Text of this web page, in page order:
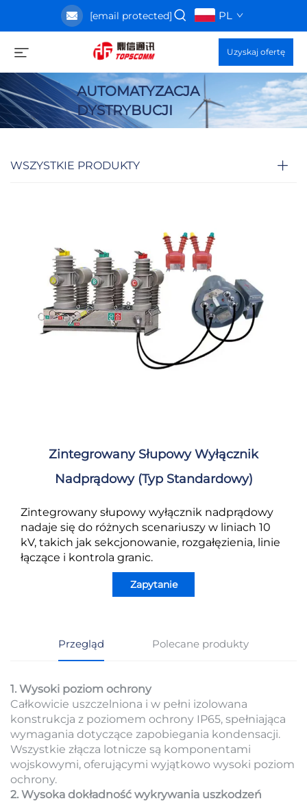
[email protected] PL
Uzyskaj ofertę
AUTOMATYZACJA
DYSTRYBUCJI
WSZYSTKIE PRODUKTY
Zintegrowany Słupowy Wyłącznik
Nadprądowy (typ Standardowy)
Zintegrowany słupowy wyłącznik nadprądowy
nadaje się do różnych scenariuszy w liniach 10
kV, takich jak sekcjonowanie, rozgałęzienia, linie
łączące i kontrola granic.
Zapytanie
Przegląd Polecane produkty
1. Wysoki poziom ochrony
Całkowicie uszczelniona i w pełni izolowana
konstrukcja z poziomem ochrony IP65, spełniająca
wymagania dotyczące zapobiegania kondensacji.
Wszystkie złącza lotnicze są komponentami
wojskowymi, oferującymi wyjątkowo wysoki poziom
ochrony.
2. Wysoka dokładność wykrywania uszkodzeń